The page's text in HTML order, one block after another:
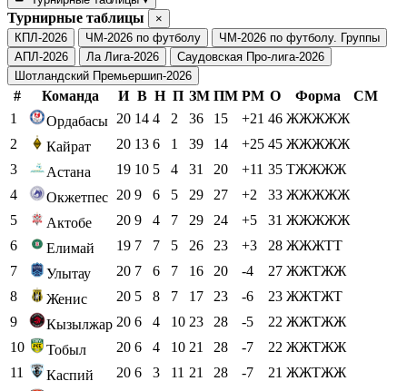
Турнирные таблицы
×
КПЛ-2026
ЧМ-2026 по футболу
ЧМ-2026 по футболу. Группы
АПЛ-2026
Ла Лига-2026
Саудовская Про-лига-2026
Шотландский Премьершип-2026
# Команда И В Н П ЗМ ПМ РМ О Форма
СМ
1
Ордабасы 20 14 4 2 36 15 +21 46 ЖЖЖЖЖ
2
Кайрат 20 13 6 1 39 14 +25 45 ЖЖЖЖЖ
3
Астана 19 10 5 4 31 20 +11 35 ТЖЖЖЖ
4
Окжетпес 20 9 6 5 29 27 +2 33 ЖЖЖЖЖ
5
Актобе 20 9 4 7 29 24 +5 31 ЖЖЖЖЖ
6
Елимай 19 7 7 5 26 23 +3 28 ЖЖЖТТ
7
Улытау 20 7 6 7 16 20 -4 27 ЖЖТЖЖ
8
Женис 20 5 8 7 17 23 -6 23 ЖЖТЖТ
9
Кызылжар 20 6 4 10 23 28 -5 22 ЖЖТЖЖ
10
Тобыл 20 6 4 10 21 28 -7 22 ЖЖТЖЖ
11
Каспий 20 6 3 11 21 28 -7 21 ЖЖТЖЖ